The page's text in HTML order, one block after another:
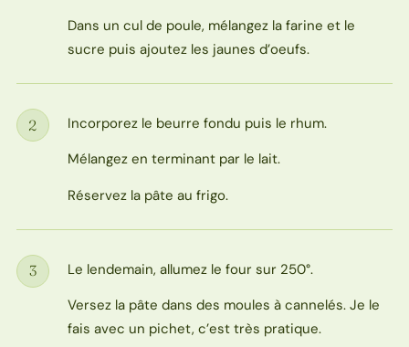
Dans un cul de poule, mélangez la farine et le
sucre puis ajoutez les jaunes d’oeufs.
Étape
2
Incorporez le beurre fondu puis le rhum.
Mélangez en terminant par le lait.
Réservez la pâte au frigo.
Étape
3
Le lendemain, allumez le four sur 250°.
Versez la pâte dans des moules à cannelés. Je le
fais avec un pichet, c’est très pratique.